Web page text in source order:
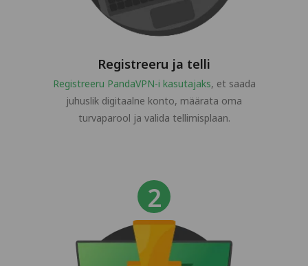
Registreeru ja telli
Registreeru PandaVPN-i kasutajaks, et saada
juhuslik digitaalne konto, määrata oma
turvaparool ja valida tellimisplaan.